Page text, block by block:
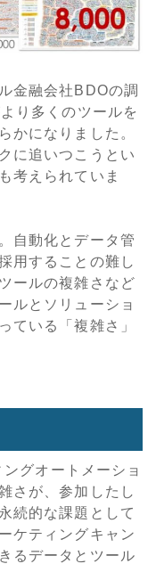
金融会社BDOの調
り多くのツールを
かになりました。
に追いつこうとい
考えられていま
自動化とデータ管
用することの難し
ールの複雑さなど
ルとソリューショ
ている「複雑さ」
グオートメーショ
さが、参加したし
続的な課題として
ケティングキャン
るデータとツール